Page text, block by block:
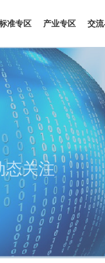
准专区 产业专区 交
态关注